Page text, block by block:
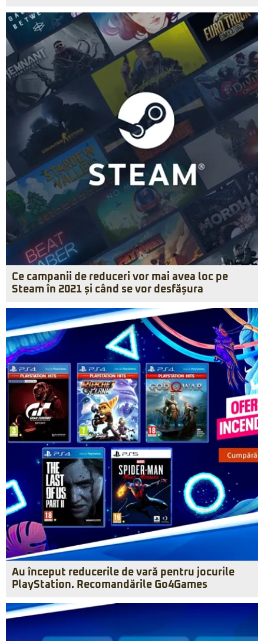
Ce campanii de reduceri vor mai avea loc pe
Steam în 2021 și când se vor desfășura
Au început reducerile de vară pentru jocurile
PlayStation. Recomandările Go4Games